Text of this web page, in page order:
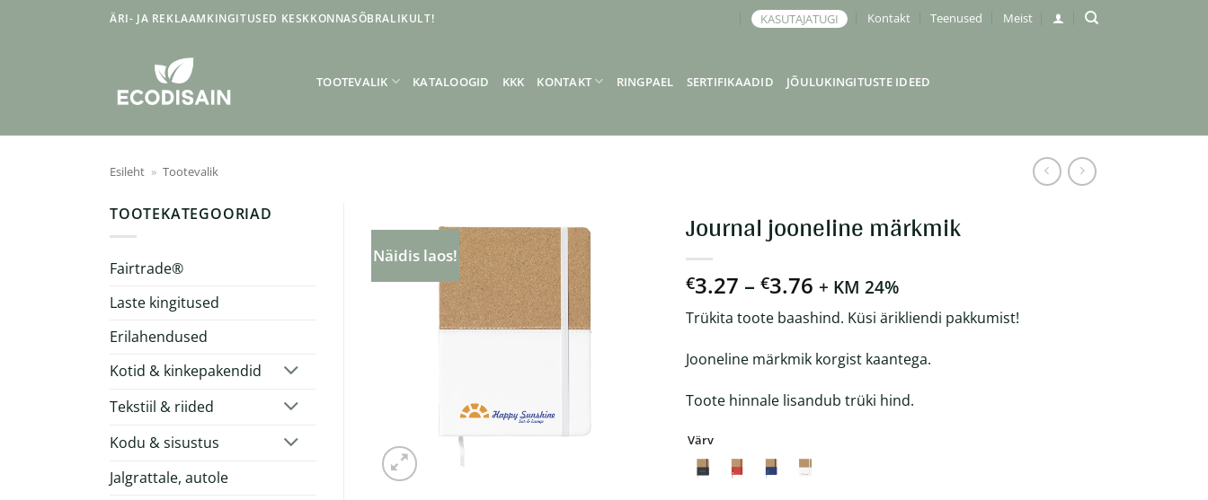
ÄRI- JA REKLAAMKINGITUSED KESKKONNASÕBRALIKULT! KASUTAJATUGI Kontakt Teenused Meist
TOOTEVALIK KATALOOGID KKK KONTAKT RINGPAEL SERTIFIKAADID JÕULUKINGITUSTE IDEED
Esileht » Tootevalik
TOOTEKATEGOORIAD
Fairtrade®
Laste kingitused
Erilahendused
Kotid & kinkepakendid
Tekstiil & riided
Kodu & sisustus
Jalgrattale, autole
Näidis laos!
Journal jooneline märkmik
€3.27 – €3.76Hinnavahemik:
€3.27
kuni
€3.76
+ KM 24%
Trükita toote baashind. Küsi ärikliendi pakkumist!
Jooneline märkmik korgist kaantega.
Toote hinnale lisandub trüki hind.
Värv